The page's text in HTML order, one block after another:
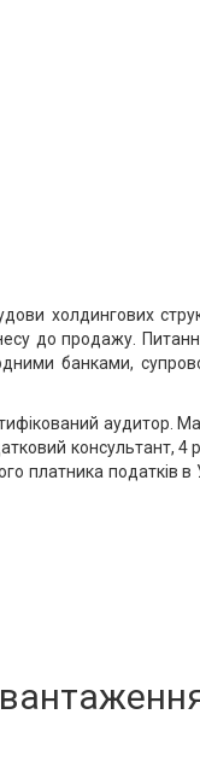
холдингових
до продажу.
банками,
аудитор.
консультант,
платника податків в